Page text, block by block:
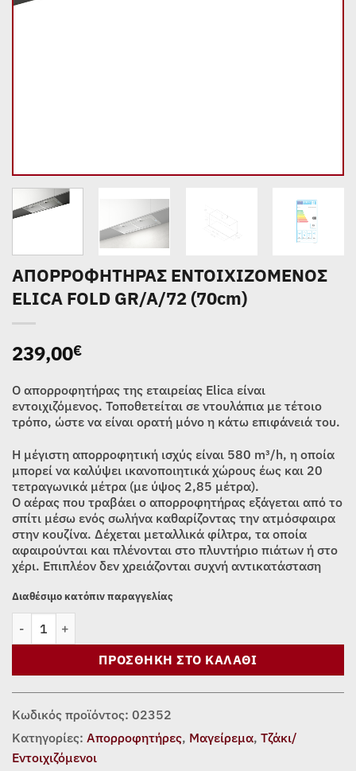
ΑΠΟΡΡΟΦΗΤΗΡΑΣ ΕΝΤΟΙΧΙΖΟΜΕΝΟΣ
ELICA FOLD GR/A/72 (70cm)
239,00€
Ο απορροφητήρας της εταιρείας Elica είναι
εντοιχιζόμενος. Τοποθετείται σε ντουλάπια με τέτοιο
τρόπο, ώστε να είναι ορατή μόνο η κάτω επιφάνειά του.
Η μέγιστη απορροφητική ισχύς είναι 580 m³/h, η οποία
μπορεί να καλύψει ικανοποιητικά χώρους έως και 20
τετραγωνικά μέτρα (με ύψος 2,85 μέτρα).
Ο αέρας που τραβάει ο απορροφητήρας εξάγεται από το
σπίτι μέσω ενός σωλήνα καθαρίζοντας την ατμόσφαιρα
στην κουζίνα. Δέχεται μεταλλικά φίλτρα, τα οποία
αφαιρούνται και πλένονται στο πλυντήριο πιάτων ή στο
χέρι. Επιπλέον δεν χρειάζονται συχνή αντικατάσταση
Διαθέσιμο κατόπιν παραγγελίας
ΑΠΟΡΡΟΦΗΤΗΡΑΣ ΕΝΤΟΙΧΙΖΟΜΕΝΟΣ ELICA FOLD GR/A/72
ΠΡΟΣΘΉΚΗ ΣΤΟ ΚΑΛΆΘΙ
Κωδικός προϊόντος: 02352
Κατηγορίες: Απορροφητήρες, Μαγείρεμα, Τζάκι/
Εντοιχιζόμενοι